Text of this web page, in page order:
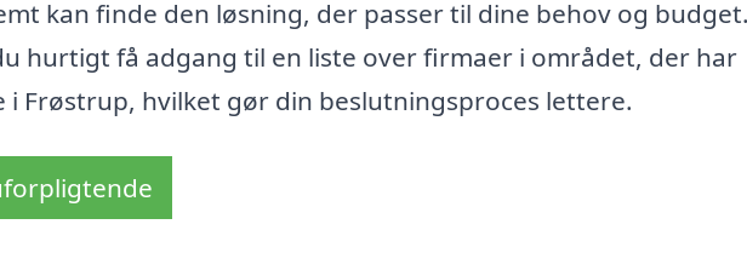
kan finde den løsning, der passer til dine behov og
hurtigt få adgang til en liste over firmaer i området, der har
Frøstrup, hvilket gør din beslutningsproces lettere.